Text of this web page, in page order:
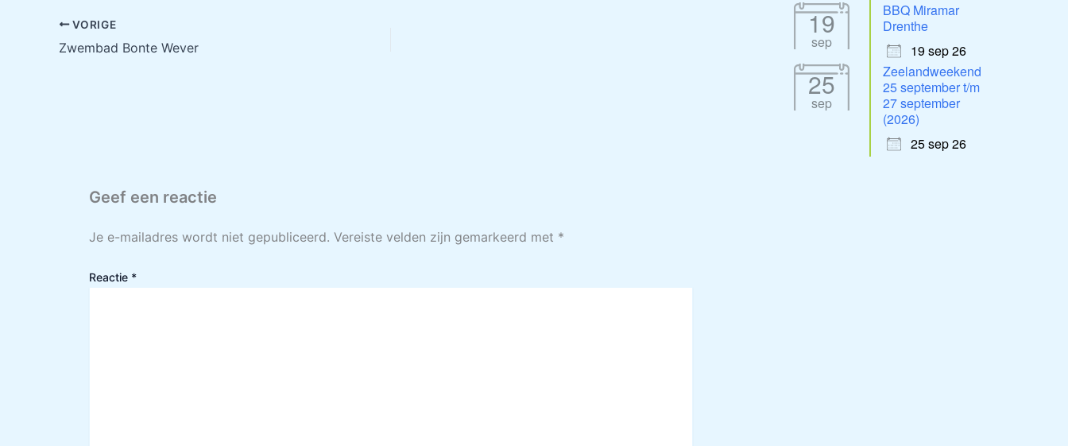
VORIGE
Zwembad Bonte Wever
Geef een reactie
Je e-mailadres wordt niet gepubliceerd. Vereiste velden zijn gemarkeerd met *
Reactie *
19
sep
BBQ Miramar
Drenthe
19 sep 26
25
sep
Zeelandweekend
25 september t/m
27 september
(2026)
25 sep 26